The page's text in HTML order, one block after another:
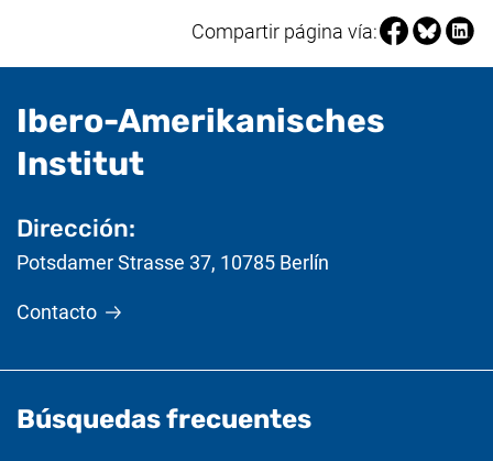
Compartir página vía:Compartir
Ibero-Amerikanisches
Institut- Información útil
Dirección:
Potsdamer Strasse 37, 10785 Berlín
Contacto
Búsquedas frecuentes